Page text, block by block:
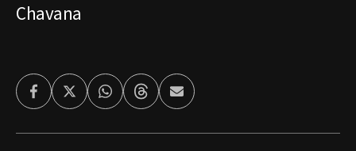
Chavana
FacebookTwitterWhatsappThreadsEnviar
por